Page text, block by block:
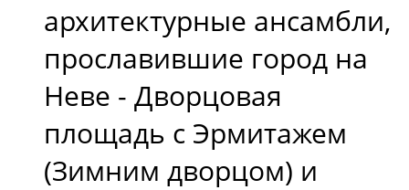
архитектурные ансамбли,
прославившие город на
Неве - Дворцовая
площадь с Эрмитажем
(Зимним дворцом) и